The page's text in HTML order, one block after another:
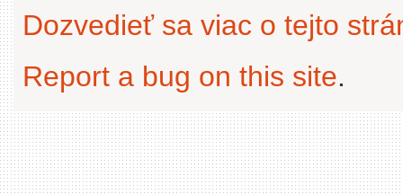
Dozvedieť sa viac o tejto
Report a bug on this site.